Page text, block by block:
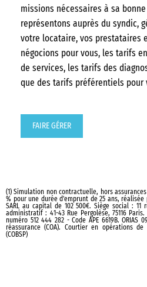
missions nécessaires à sa
représentons auprès du syndic,
votre locataire, vos prestataires
négocions pour vous, les tarifs
de services, les tarifs des
que des tarifs préférentiels pour
FAIRE GÉRER
(1) Simulation non contractuelle, hors
% pour une durée d'emprunt de 25 ans,
SARL au capital de 102 500€. Siège social :
administratif : 41-43 Rue Pergolèse, 75116
numéro 512 444 282 - Code APE 6619B. ORIAS
réassurance (COA). Courtier en opérations
(COBSP)